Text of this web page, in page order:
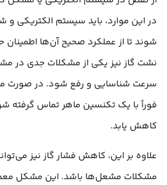
در این موارد، باید سیستم الکتریکی و
شوند تا از عملکرد صحیح آن‌ها
نشت گاز نیز یکی از مشکلات جدی در
سرعت شناسایی و رفع شود. در صورت
فوراً با یک تکنسین ماهر تماس گرفته
کاهش یابد.
علاوه بر این، کاهش فشار گاز نیز
مشکلات مشعل‌ها باشد. این مشکل